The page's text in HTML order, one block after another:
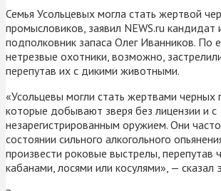
Семья Усольцевых могла стать жертвой
промысловиков, заявил NEWS.ru кандидат
подполковник запаса Олег Иванников. По
нетрезвые охотники, возможно,
перепутав их с дикими животными.
«Усольцевы могли стать жертвами черных
которые добывают зверя без лицензии и с
незарегистрированным оружием. Они
состоянии сильного алкогольного
произвести роковые выстрелы, перепутав
кабанами, лосями или косулями», — сказал